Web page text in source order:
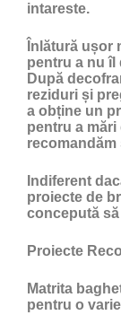
intareste.
Înlătură ușor
pentru a nu îl
După
reziduri și
a obține un
pentru a mări
recomandăm
Indiferent
proiecte de
concepută
Proiecte
Matrita
pentru o